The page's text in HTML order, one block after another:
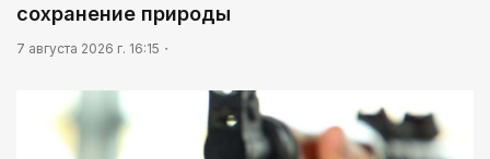
сохранение природы
7 августа 2026 г. 16:15